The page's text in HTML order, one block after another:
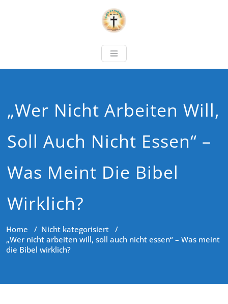
„Wer Nicht Arbeiten Will,
Soll Auch Nicht Essen“ –
Was Meint Die Bibel
Wirklich?
Home / Nicht kategorisiert /
„Wer nicht arbeiten will, soll auch nicht essen“ – Was meint
die Bibel wirklich?